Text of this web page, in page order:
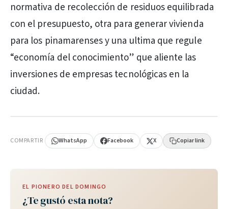
normativa de recolección de residuos equilibrada
con el presupuesto, otra para generar vivienda
para los pinamarenses y una ultima que regule
“economía del conocimiento” que aliente las
inversiones de empresas tecnológicas en la
ciudad.
COMPARTIR WhatsApp Facebook X Copiar link
EL PIONERO DEL DOMINGO
¿Te gustó esta nota?